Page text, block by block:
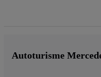
Autoturisme